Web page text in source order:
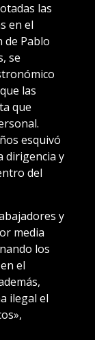
las
en el
de Pablo
se
las
que
esquivó
dirigencia y
del
y
media
los
el
ilegal el